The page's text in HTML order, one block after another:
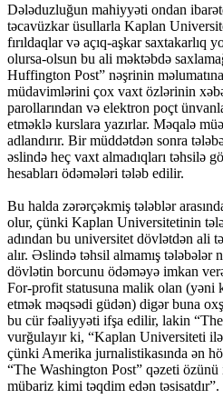
Dələduzluğun mahiyyəti ondan
təcavüzkar üsullarla Kaplan
fırıldaqlar və açıq-aşkar saxtakarlıq
olursa-olsun bu ali məktəbdə
Huffington Post” nəşrinin
müdavimlərini çox vaxt özlərinin
parollarından və elektron poçt
etməklə kurslara yazırlar. Məqalə
adlandırır. Bir müddətdən sonra
əslində heç vaxt almadıqları təhsilə
hesabları ödəmələri tələb edilir.
Bu halda zərərçəkmiş tələblər
olur, çünki Kaplan Universitetinin
adından bu universitet dövlətdən ali
alır. Əslində təhsil almamış tələbələr
dövlətin borcunu ödəməyə imkan
For-profit statusuna malik olan (yəni
etmək məqsədi güdən) digər buna
bu cür fəaliyyəti ifşa edilir, lakin
vurğulayır ki, “Kaplan Universiteti ilə
çünki Amerika jurnalistikasında ən
“The Washington Post” qəzeti
mübariz kimi təqdim edən təsisatdır”.